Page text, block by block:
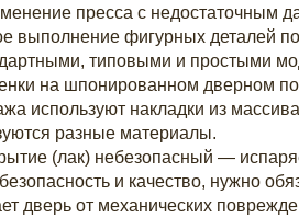
пресса с недостаточным
выполнение фигурных деталей
типовыми и простыми
на шпонированном дверном
используют накладки из
разные материалы.
(лак) небезопасный —
и качество, нужно
дверь от механических